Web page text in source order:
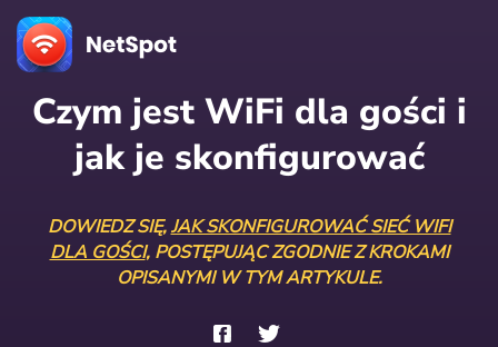
Czym jest WiFi dla gości i
jak je skonfigurować
DOWIEDZ SIĘ,JAK SKONFIGUROWAĆ SIEĆ WIFI
DLA GOŚCI, POSTĘPUJĄC ZGODNIE Z KROKAMI
OPISANYMI W TYM ARTYKULE.